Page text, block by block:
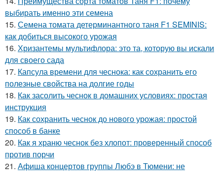
выбирать именно эти семена
15. Семена томата детерминантного таня F1 SEMINIS:
как добиться высокого урожая
16. Хризантемы мультифлора: это та, которую вы искали
для своего сада
17. Капсула времени для чеснока: как сохранить его
полезные свойства на долгие годы
18. Как засолить чеснок в домашних условиях: простая
инструкция
19. Как сохранить чеснок до нового урожая: простой
способ в банке
20. Как я храню чеснок без хлопот: проверенный способ
против порчи
21. Афиша концертов группы Любэ в Тюмени: не